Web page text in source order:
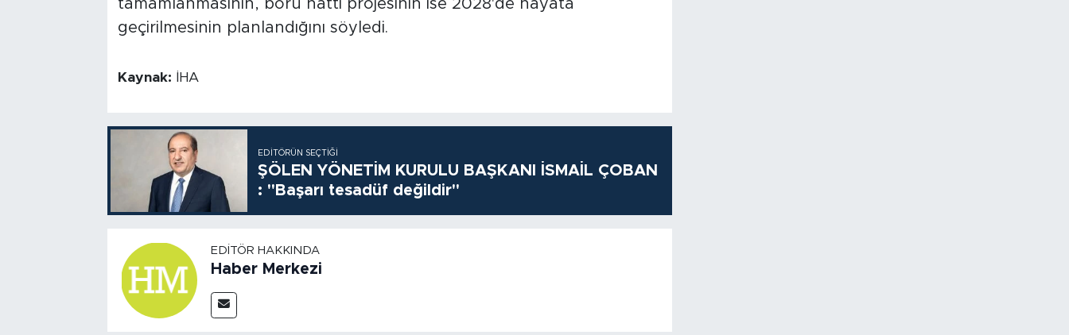
tamamlanmasının, boru hattı projesinin ise 2028'de hayata
geçirilmesinin planlandığını söyledi.
Kaynak: İHA
EDITÖRÜN SEÇTIĞI
ŞÖLEN YÖNETİM KURULU BAŞKANI İSMAİL ÇOBAN
: "Başarı tesadüf değildir"
EDITÖR HAKKINDA
Haber Merkezi